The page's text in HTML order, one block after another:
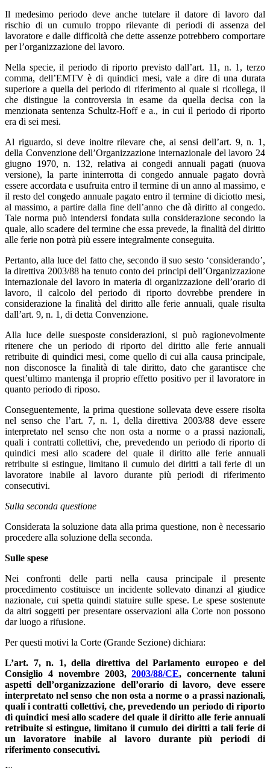
Il medesimo periodo deve anche tutelare il datore di lavoro dal
rischio di un cumulo troppo rilevante di periodi di assenza del
lavoratore e dalle difficoltà che dette assenze potrebbero comportare
per l’organizzazione del lavoro.
Nella specie, il periodo di riporto previsto dall’art. 11, n. 1, terzo
comma, dell’EMTV è di quindici mesi, vale a dire di una durata
superiore a quella del periodo di riferimento al quale si ricollega, il
che distingue la controversia in esame da quella decisa con la
menzionata sentenza Schultz-Hoff e a., in cui il periodo di riporto
era di sei mesi.
Al riguardo, si deve inoltre rilevare che, ai sensi dell’art. 9, n. 1,
della Convenzione dell’Organizzazione internazionale del lavoro 24
giugno 1970, n. 132, relativa ai congedi annuali pagati (nuova
versione), la parte ininterrotta di congedo annuale pagato dovrà
essere accordata e usufruita entro il termine di un anno al massimo, e
il resto del congedo annuale pagato entro il termine di diciotto mesi,
al massimo, a partire dalla fine dell’anno che dà diritto al congedo.
Tale norma può intendersi fondata sulla considerazione secondo la
quale, allo scadere del termine che essa prevede, la finalità del diritto
alle ferie non potrà più essere integralmente conseguita.
Pertanto, alla luce del fatto che, secondo il suo sesto ‘considerando’,
la direttiva 2003/88 ha tenuto conto dei principi dell’Organizzazione
internazionale del lavoro in materia di organizzazione dell’orario di
lavoro, il calcolo del periodo di riporto dovrebbe prendere in
considerazione la finalità del diritto alle ferie annuali, quale risulta
dall’art. 9, n. 1, di detta Convenzione.
Alla luce delle suesposte considerazioni, si può ragionevolmente
ritenere che un periodo di riporto del diritto alle ferie annuali
retribuite di quindici mesi, come quello di cui alla causa principale,
non disconosce la finalità di tale diritto, dato che garantisce che
quest’ultimo mantenga il proprio effetto positivo per il lavoratore in
quanto periodo di riposo.
Conseguentemente, la prima questione sollevata deve essere risolta
nel senso che l’art. 7, n. 1, della direttiva 2003/88 deve essere
interpretato nel senso che non osta a norme o a prassi nazionali,
quali i contratti collettivi, che, prevedendo un periodo di riporto di
quindici mesi allo scadere del quale il diritto alle ferie annuali
retribuite si estingue, limitano il cumulo dei diritti a tali ferie di un
lavoratore inabile al lavoro durante più periodi di riferimento
consecutivi.
Sulla seconda questione
Considerata la soluzione data alla prima questione, non è necessario
procedere alla soluzione della seconda.
Sulle spese
Nei confronti delle parti nella causa principale il presente
procedimento costituisce un incidente sollevato dinanzi al giudice
nazionale, cui spetta quindi statuire sulle spese. Le spese sostenute
da altri soggetti per presentare osservazioni alla Corte non possono
dar luogo a rifusione.
Per questi motivi la Corte (Grande Sezione) dichiara:
L’art. 7, n. 1, della direttiva del Parlamento europeo e del
Consiglio 4 novembre 2003,2003/88/CE, concernente taluni
aspetti dell’organizzazione dell’orario di lavoro, deve essere
interpretato nel senso che non osta a norme o a prassi nazionali,
quali i contratti collettivi, che, prevedendo un periodo di riporto
di quindici mesi allo scadere del quale il diritto alle ferie annuali
retribuite si estingue, limitano il cumulo dei diritti a tali ferie di
un lavoratore inabile al lavoro durante più periodi di
riferimento consecutivi.